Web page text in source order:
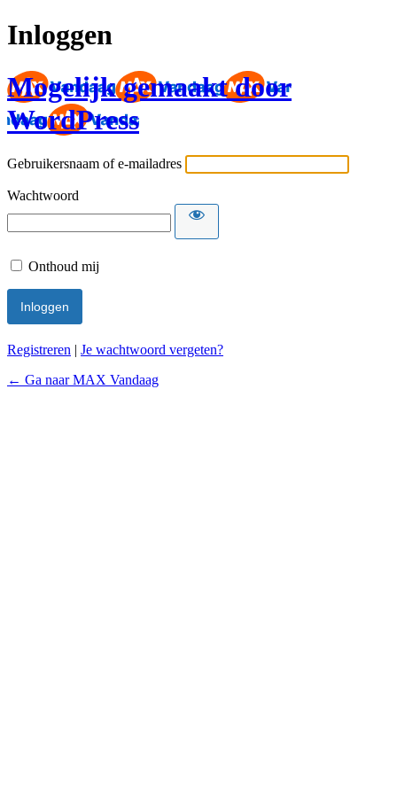
Inloggen
Mogelijk gemaakt door
WordPress
Gebruikersnaam of e-mailadres
Wachtwoord
Onthoud mij
Registreren | Je wachtwoord vergeten?
← Ga naar MAX Vandaag